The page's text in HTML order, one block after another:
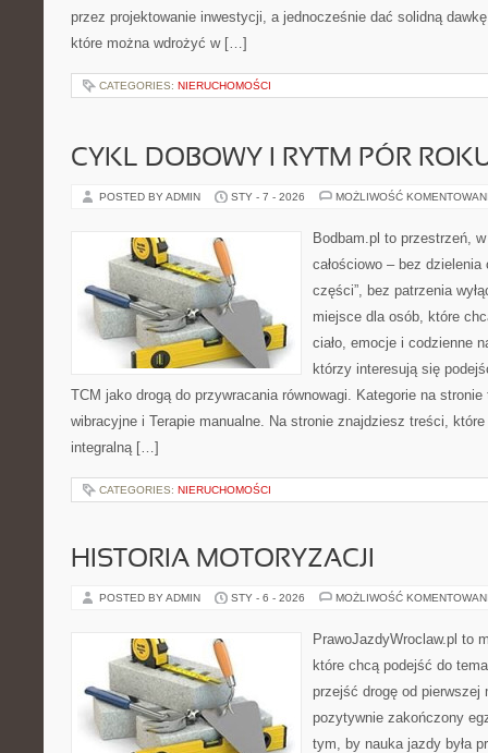
przez projektowanie inwestycji, a jednocześnie dać solidną
które można wdrożyć w […]
CATEGORIES: NIERUCHOMOŚCI
CYKL DOBOWY I RYTM PÓR
POSTED BY ADMIN STY - 7 - 2026 MOŻLIWOŚĆ
Bodbam.pl to przestrzeń,
całościowo – bez dzielenia
części”, bez patrzenia
miejsce dla osób, które
ciało, emocje i codzienne
którzy interesują się
TCM jako drogą do przywracania równowagi. Kategorie na
wibracyjne i Terapie manualne. Na stronie znajdziesz treści, które
integralną […]
CATEGORIES: NIERUCHOMOŚCI
HISTORIA MOTORYZACJI
POSTED BY ADMIN STY - 6 - 2026 MOŻLIWOŚĆ
PrawoJazdyWroclaw.pl to
które chcą podejść do
przejść drogę od pierwszej
pozytywnie zakończony
tym, by nauka jazdy była